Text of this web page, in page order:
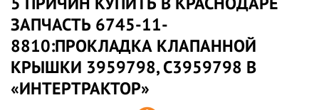
ЗАПЧАСТЬ 6745-11-
8810:ПРОКЛАДКА КЛАПАННОЙ
КРЫШКИ 3959798, C3959798 В
«ИНТЕРТРАКТОР»